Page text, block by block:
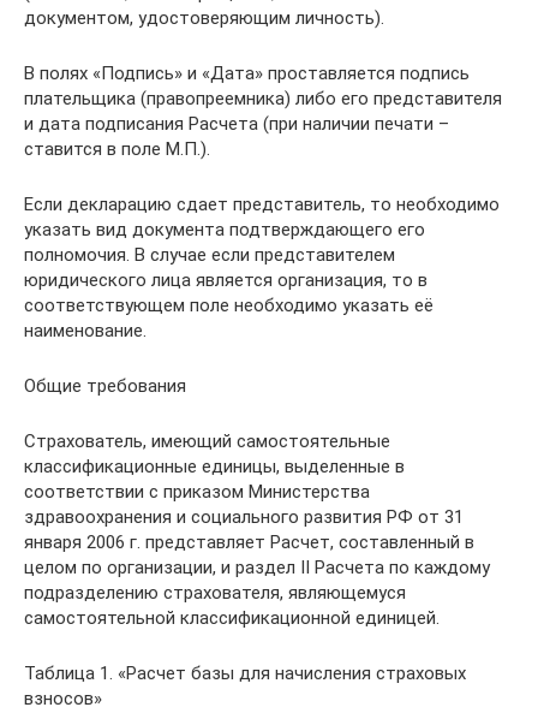
документом, удостоверяющим личность).
В полях «Подпись» и «Дата» проставляется подпись
плательщика (правопреемника) либо его представителя
и дата подписания Расчета (при наличии печати –
ставится в поле М.П.).
Если декларацию сдает представитель, то необходимо
указать вид документа подтверждающего его
полномочия. В случае если представителем
юридического лица является организация, то в
соответствующем поле необходимо указать её
наименование.
Общие требования
Страхователь, имеющий самостоятельные
классификационные единицы, выделенные в
соответствии с приказом Министерства
здравоохранения и социального развития РФ от 31
января 2006 г. представляет Расчет, составленный в
целом по организации, и раздел II Расчета по каждому
подразделению страхователя, являющемуся
самостоятельной классификационной единицей.
Таблица 1. «Расчет базы для начисления страховых
взносов»